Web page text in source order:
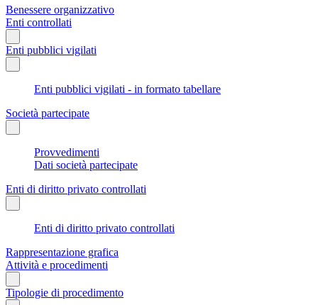
Benessere organizzativo
Enti controllati
Enti pubblici vigilati
Enti pubblici vigilati - in formato tabellare
Società partecipate
Provvedimenti
Dati società partecipate
Enti di diritto privato controllati
Enti di diritto privato controllati
Rappresentazione grafica
Attività e procedimenti
Tipologie di procedimento